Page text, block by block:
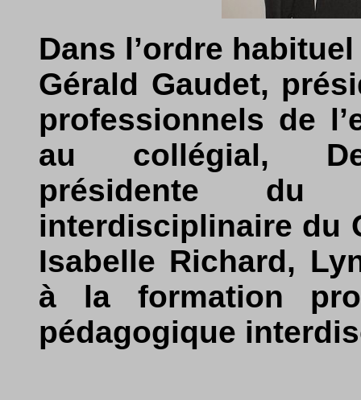
Dans l’ordre
Gérald Gaudet,
professionnels de
au collégial,
présidente du
interdisciplinaire du
Isabelle Richard,
à la formation
pédagogique